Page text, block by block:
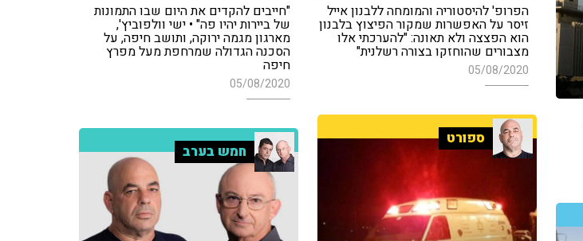
הפרופ' להיסטוריה והמומחה ללבנון אייל
זיסר על האפשרות שמקור הפיצוץ בלבנון
הוא הפצצה ולא תאונה: "להערכתי אלו
מצבורים שהוחזקו בצורה רשלנית"
05/08/2020
"חייבים להקדים את היום שבו התמונות
של ביירות יהיו פה" • ישי וולפוביץ',
מארגון מגמה ירוקה, ותושב חיפה, על
הסכנה הגדולה שמרחפת מעל מפרץ
חיפה
05/08/2020
ספורט
חמש בערב